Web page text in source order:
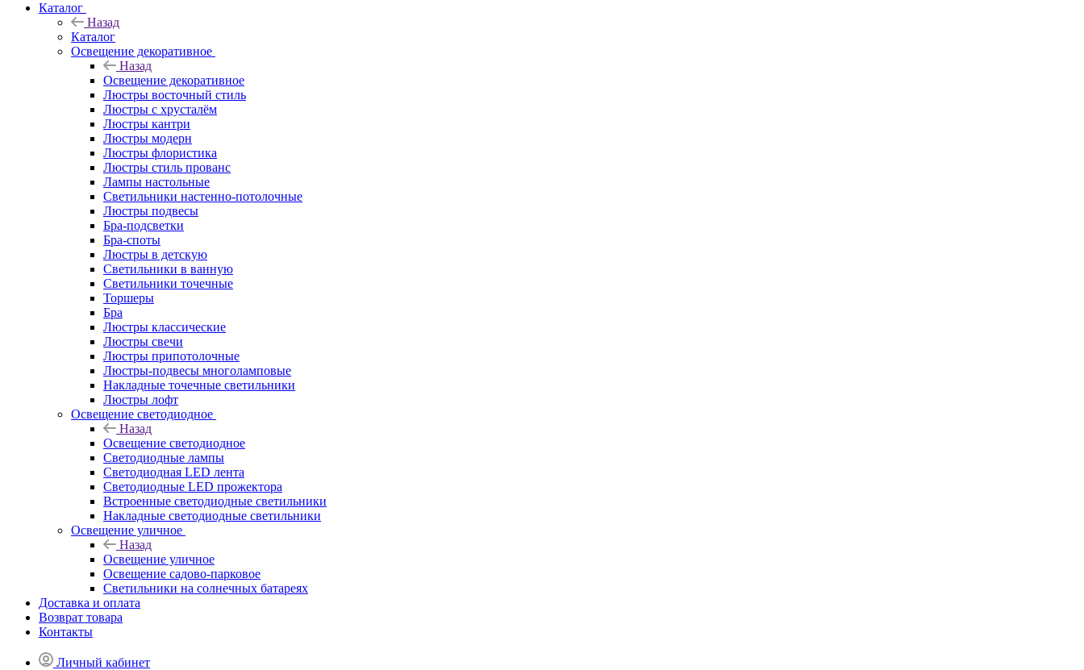
Каталог
Назад
Каталог
Освещение декоративное
Назад
Освещение декоративное
Люстры восточный стиль
Люстры с хрусталём
Люстры кантри
Люстры модерн
Люстры флористика
Люстры стиль прованс
Лампы настольные
Светильники настенно-потолочные
Люстры подвесы
Бра-подсветки
Бра-споты
Люстры в детскую
Светильники в ванную
Светильники точечные
Торшеры
Бра
Люстры классические
Люстры свечи
Люстры припотолочные
Люстры-подвесы многоламповые
Накладные точечные светильники
Люстры лофт
Освещение светодиодное
Назад
Освещение светодиодное
Светодиодные лампы
Светодиодная LED лента
Светодиодные LED прожектора
Встроенные светодиодные светильники
Накладные светодиодные светильники
Освещение уличное
Назад
Освещение уличное
Освещение садово-парковое
Светильники на солнечных батареях
Доставка и оплата
Возврат товара
Контакты
Личный кабинет